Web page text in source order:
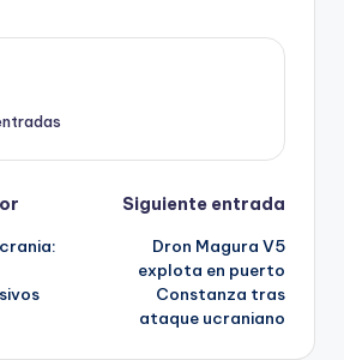
Siguiente entrada
Dron Magura V5
explota en puerto
Constanza tras
ataque ucraniano